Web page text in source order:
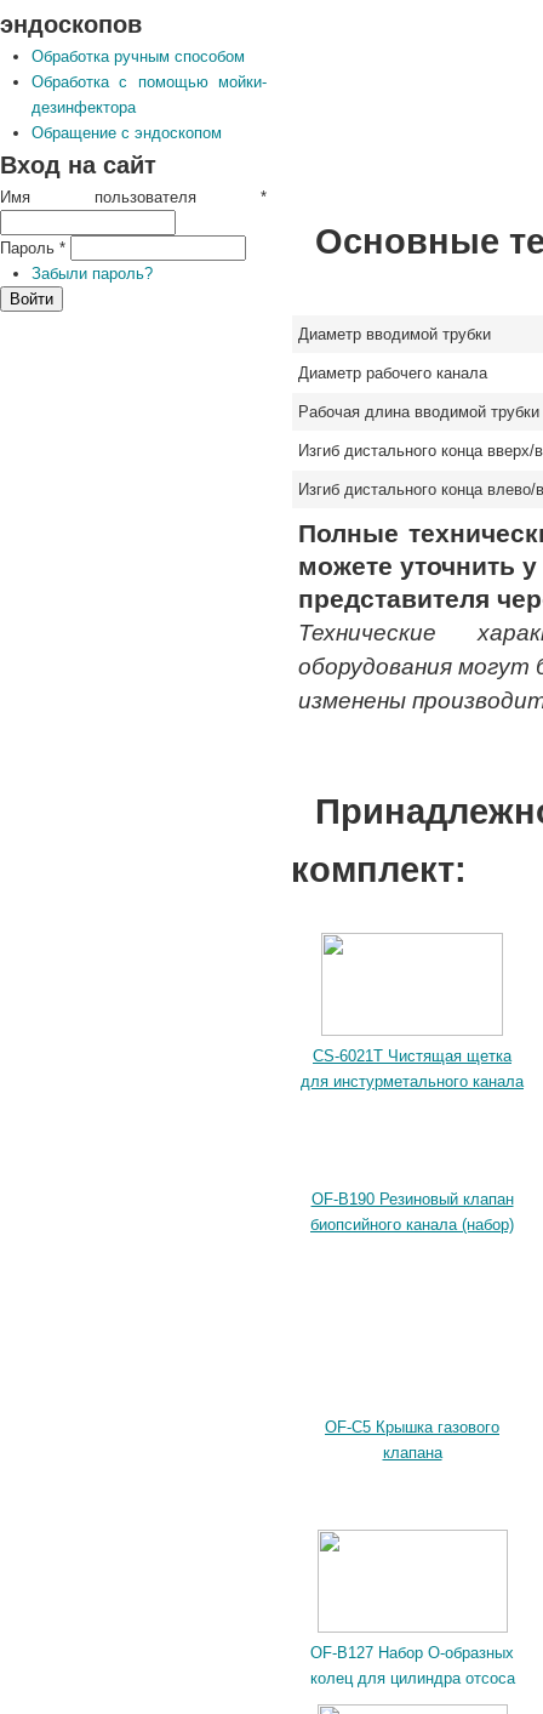
Основные
Диаметр вводимой трубки
Диаметр рабочего канала
Рабочая длина вводимой трубки
Изгиб дистального конца вверх/
Изгиб дистального конца влево/
Полные
можете уточнить
представителя
Технические
оборудования могут
изменены
комплект:
CS-6021T Чистящая щетка
для инстурметального канала
OF-B190 Резиновый клапан
биопсийного канала (набор)
OF-C5 Крышка газового
клапана
OF-B127 Набор О-образных
колец для цилиндра отсоса
эндоскопов
Обработка ручным способом
Обработка с помощью мойки-
дезинфектора
Обращение с эндоскопом
Вход на сайт
Имя пользователя *
Пароль *
Забыли пароль?